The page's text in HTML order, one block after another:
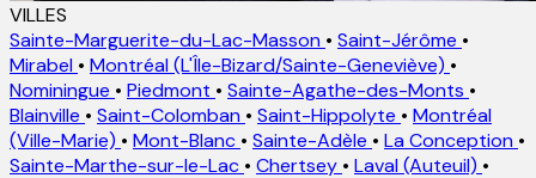
VILLES
Sainte-Marguerite-du-Lac-Masson • Saint-Jérôme •
Mirabel • Montréal (L'Île-Bizard/Sainte-Geneviève) •
Nominingue • Piedmont • Sainte-Agathe-des-Monts •
Blainville • Saint-Colomban • Saint-Hippolyte • Montréal
(Ville-Marie) • Mont-Blanc • Sainte-Adèle • La Conception •
Sainte-Marthe-sur-le-Lac • Chertsey • Laval (Auteuil) •